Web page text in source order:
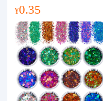
裝飾品
¥0.35